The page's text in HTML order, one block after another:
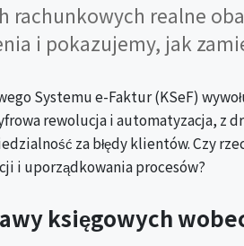
rachunkowych realne
i pokazujemy, jak
Systemu e-Faktur (KSeF)
rewolucja i automatyzacja, z
za błędy klientów. Czy
i uporządkowania procesów?
księgowych